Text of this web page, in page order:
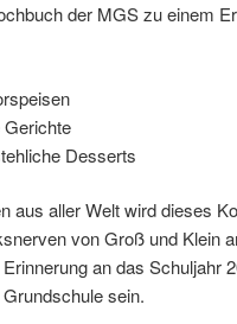
der MGS zu einem
Desserts
aus aller Welt wird dieses
von Groß und Klein
an das Schuljahr
sein.